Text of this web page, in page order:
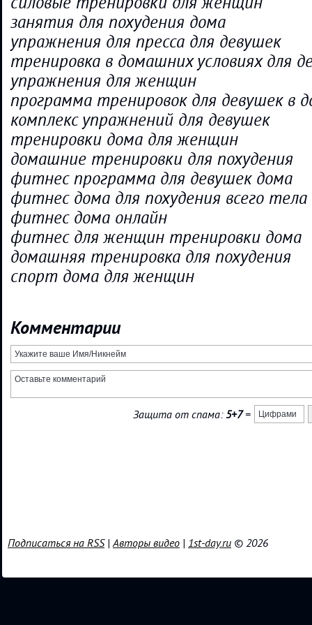
занятия для похудения дома
упражнения для пресса для девушек
тренировка в домашних условиях для
упражнения для женщин
программа тренировок для девушек в
комплекс упражнений для девушек
тренировки дома для женщин
домашние тренировки для похудения
фитнес программа для девушек дома
фитнес дома для похудения всего тела
фитнес дома онлайн
фитнес для женщин тренировки дома
домашняя тренировка для похудения
спорт дома для женщин
Комментарии
Защита от спама:5+7=
Подписаться на RSS|Авторы видео | 1st-day.ru © 2026